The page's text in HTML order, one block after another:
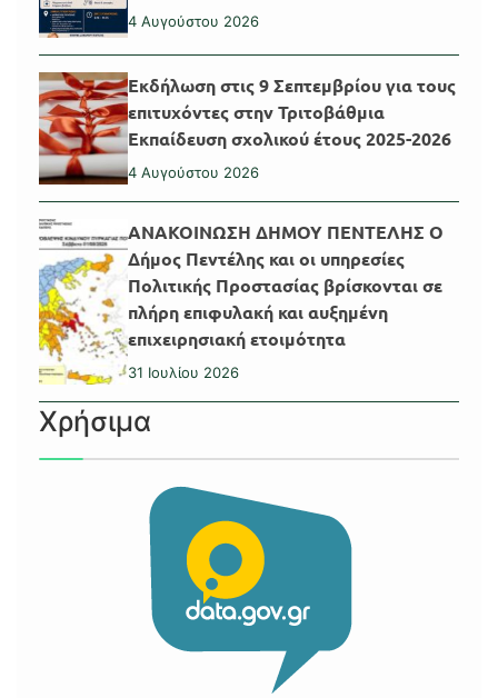
4 Αυγούστου 2026
Εκδήλωση στις 9 Σεπτεμβρίου για τους
επιτυχόντες στην Τριτοβάθμια
Εκπαίδευση σχολικού έτους 2025-2026
4 Αυγούστου 2026
ΑΝΑΚΟΙΝΩΣΗ ΔΗΜΟΥ ΠΕΝΤΕΛΗΣ Ο
Δήμος Πεντέλης και οι υπηρεσίες
Πολιτικής Προστασίας βρίσκονται σε
πλήρη επιφυλακή και αυξημένη
επιχειρησιακή ετοιμότητα
31 Ιουλίου 2026
Χρήσιμα